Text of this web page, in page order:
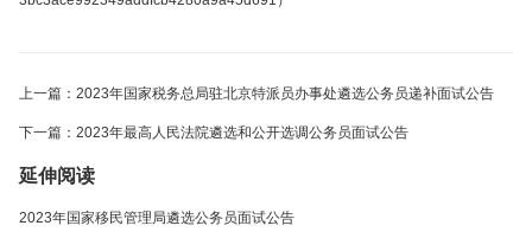
上一篇：2023年国家税务总局驻北京特派员办事处遴选公务员递补面试公告
下一篇：2023年最高人民法院遴选和公开选调公务员面试公告
延伸阅读
2023年国家移民管理局遴选公务员面试公告